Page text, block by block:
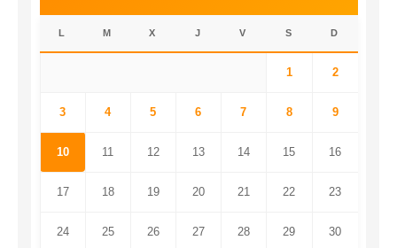
L M X J V S D
1 2
3 4 5 6 7 8 9
10 11 12 13 14 15 16
17 18 19 20 21 22 23
24 25 26 27 28 29 30